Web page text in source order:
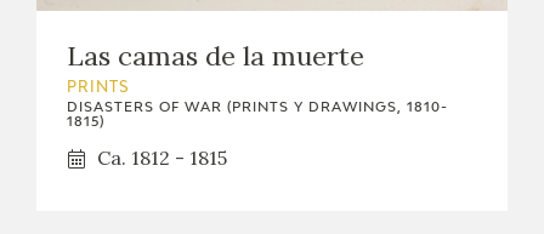
SHOP
ONLINE SHOP
Las camas de la muerte
PRINTS
DISASTERS OF WAR (PRINTS Y DRAWINGS, 1810-
1815)
Ca. 1812 - 1815